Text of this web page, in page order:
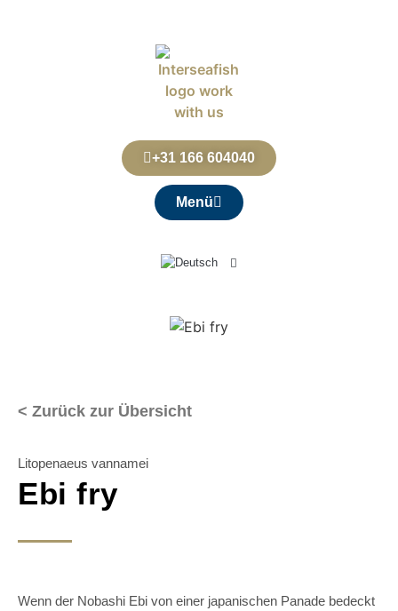
+31 166 604040
Menü
< Zurück zur Übersicht
Litopenaeus vannamei
Ebi fry
Wenn der Nobashi Ebi von einer japanischen Panade bedeckt